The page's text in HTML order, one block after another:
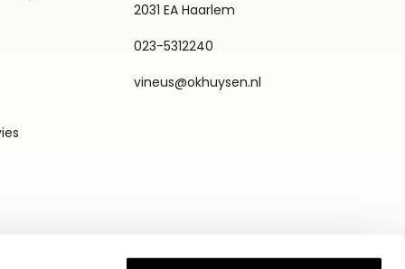
2031 EA Haarlem
023-5312240
vineus@okhuysen.nl